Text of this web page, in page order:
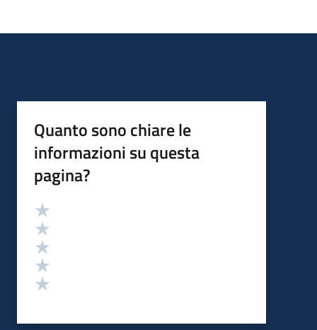
Quanto sono chiare le
informazioni su questa
pagina?
Valutazione